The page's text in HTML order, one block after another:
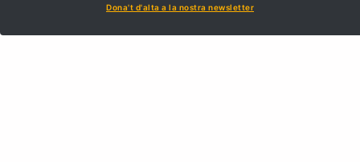
Dona't d'alta a la nostra newsletter